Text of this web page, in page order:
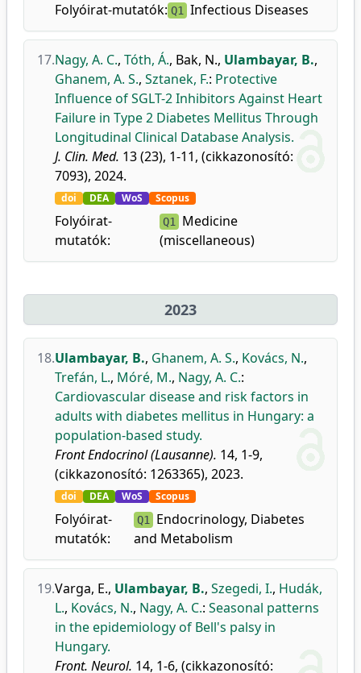
Folyóirat-mutatók: Q1 Infectious Diseases
17.Nagy, A. C., Tóth, Á., Bak, N., Ulambayar, B.,
Ghanem, A. S., Sztanek, F.: Protective
Influence of SGLT-2 Inhibitors Against Heart
Failure in Type 2 Diabetes Mellitus Through
Longitudinal Clinical Database Analysis.
J. Clin. Med. 13 (23), 1-11, (cikkazonosító:
7093), 2024.
doi DEA WoS Scopus
Folyóirat-
mutatók:
Q1
Medicine
(miscellaneous)
2023
18.Ulambayar, B., Ghanem, A. S., Kovács, N.,
Trefán, L., Móré, M., Nagy, A. C.:
Cardiovascular disease and risk factors in
adults with diabetes mellitus in Hungary: a
population-based study.
Front Endocrinol (Lausanne). 14, 1-9,
(cikkazonosító: 1263365), 2023.
doi DEA WoS Scopus
Folyóirat-
mutatók:
Q1 Endocrinology, Diabetes
and Metabolism
19.Varga, E., Ulambayar, B., Szegedi, I., Hudák,
L., Kovács, N., Nagy, A. C.: Seasonal patterns
in the epidemiology of Bell's palsy in
Hungary.
Front. Neurol. 14, 1-6, (cikkazonosító: